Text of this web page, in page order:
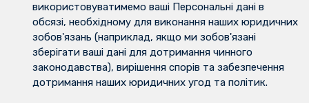
використовуватимемо ваші Персональні дані в
обсязі, необхідному для виконання наших юридичних
зобов'язань (наприклад, якщо ми зобов'язані
зберігати ваші дані для дотримання чинного
законодавства), вирішення спорів та забезпечення
дотримання наших юридичних угод та політик.